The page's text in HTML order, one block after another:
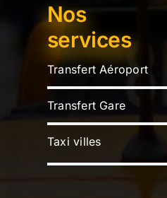
Nos
services
Transfert Aéroport
Transfert Gare
Taxi villes